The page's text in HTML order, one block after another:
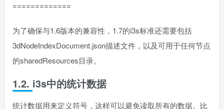
=============
为了确保与1.6版本的兼容性，1.7的i3s标准还需要包括
3dNodeIndexDocument.json描述文件，以及可用于任何节点
的sharedResources目录。
1.2. i3s中的统计数据
统计数据用来定义符号，这样可以避免读取所有的数据。比